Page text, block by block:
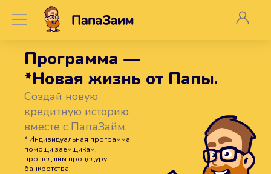
Программа —
*Новая жизнь от Папы.
Создай новую
кредитную историю
вместе с ПапаЗайм.
* Индивидуальная программа
помощи заемщикам,
прошедшим процедуру
банкротства.